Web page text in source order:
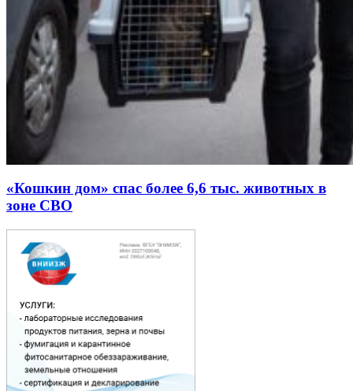
«Кошкин дом» спас более 6,6 тыс. животных в
зоне СВО